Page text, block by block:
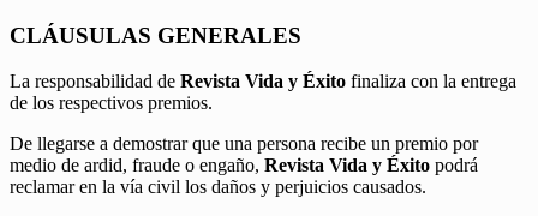
CLÁUSULAS GENERALES
La responsabilidad de Revista Vida y Éxito finaliza con la entrega
de los respectivos premios.
De llegarse a demostrar que una persona recibe un premio por
medio de ardid, fraude o engaño, Revista Vida y Éxito podrá
reclamar en la vía civil los daños y perjuicios causados.